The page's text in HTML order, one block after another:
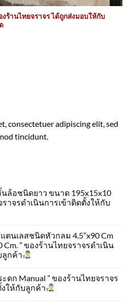
งร้านไทยจราจร ได้ถูกส่งมอบให้กับ
consectetuer adipiscing elit, sed
tincidunt.
นล้อชนิดยาว ขนาด 195x15x10
ราจรดำเนินการเข้าติดตั้ง​ให้กับ
ตนเลสชนิดหัวกลม 4.5”x90 Cm
” ของร้านไทยจราจรดำเนิน
ลูกค้า
ดก Manual ” ของร้านไทยจราจร
ง​ให้กับลูกค้า